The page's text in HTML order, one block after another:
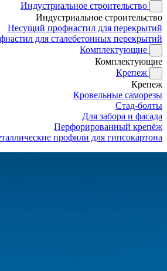
Индустриальное строительство
Индустриальное строительство
Несущий профнастил для перекрытий
для сталебетонных перекрытий
Комплектующие
Комплектующие
Крепеж
Крепеж
Кровельные саморезы
Стад-болты
Для забора и фасада
Перфорированный крепёж
профили для гипсокартона